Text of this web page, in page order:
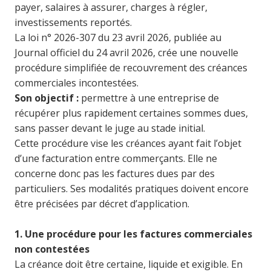
payer, salaires à assurer, charges à régler,
investissements reportés.
La loi n° 2026-307 du 23 avril 2026, publiée au
Journal officiel du 24 avril 2026, crée une nouvelle
procédure simplifiée de recouvrement des créances
commerciales incontestées.
Son objectif : permettre à une entreprise de
récupérer plus rapidement certaines sommes dues,
sans passer devant le juge au stade initial.
Cette procédure vise les créances ayant fait l’objet
d’une facturation entre commerçants. Elle ne
concerne donc pas les factures dues par des
particuliers. Ses modalités pratiques doivent encore
être précisées par décret d’application.
1. Une procédure pour les factures commerciales
non contestées
La créance doit être certaine, liquide et exigible. En